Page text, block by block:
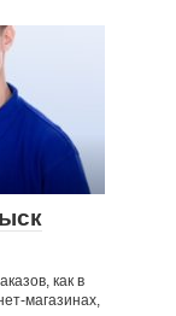
как в
магазинах,